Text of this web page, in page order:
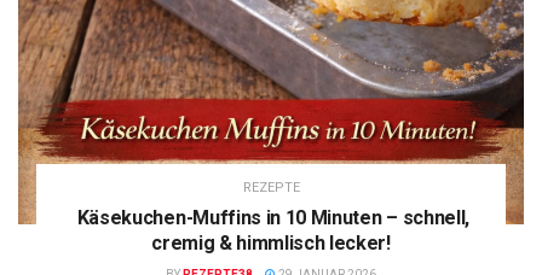
REZEPTE
Käsekuchen-Muffins in 10 Minuten – schnell,
cremig & himmlisch lecker!